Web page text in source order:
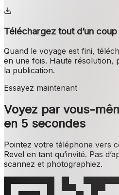
Téléchargez tout d’un coup
Quand le voyage est fini,
en une fois. Haute résolution,
la publication.
Essayez maintenant
Voyez par vous-
en 5 secondes
Pointez votre téléphone vers
Revel en tant qu’invité. Pas
scannez et photographiez.